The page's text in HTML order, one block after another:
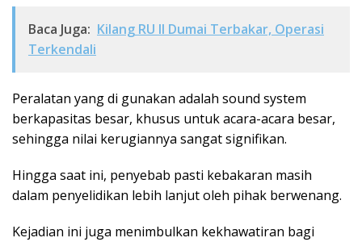
Baca Juga: Kilang RU II Dumai Terbakar, Operasi
Terkendali
Peralatan yang di gunakan adalah sound system
berkapasitas besar, khusus untuk acara-acara besar,
sehingga nilai kerugiannya sangat signifikan.
Hingga saat ini, penyebab pasti kebakaran masih
dalam penyelidikan lebih lanjut oleh pihak berwenang.
Kejadian ini juga menimbulkan kekhawatiran bagi